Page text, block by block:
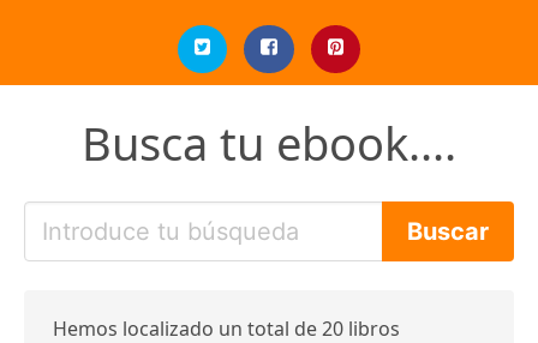
Busca tu ebook....
Hemos localizado un total de 20 libros